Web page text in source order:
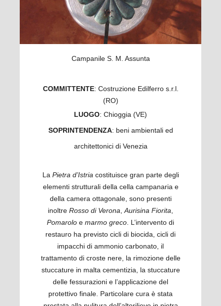
Campanile S. M. Assunta
COMMITTENTE: Costruzione Edilferro s.r.l.
(RO)
LUOGO: Chioggia (VE)
SOPRINTENDENZA: beni ambientali ed
architettonici di Venezia
La Pietra d’Istria costituisce gran parte degli
elementi strutturali della cella campanaria e
della camera ottagonale, sono presenti
inoltre Rosso di Verona Aurisina Fiorita
Pomarolo e marmo greco . L’intervento di
restauro ha previsto cicli di biocida, cicli di
impacchi di ammonio carbonato, il
trattamento di croste nere, la rimozione delle
stuccature in malta cementizia, la stuccature
delle fessurazioni e l’applicazione del
protettivo finale. Particolare cura è stata